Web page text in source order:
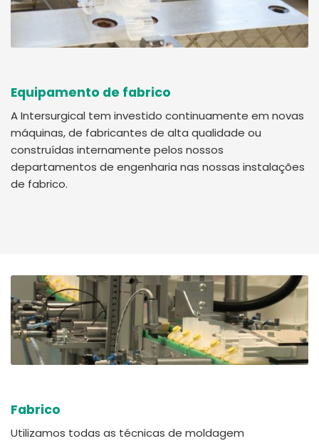
Equipamento de fabrico
A Intersurgical tem investido continuamente em novas
máquinas, de fabricantes de alta qualidade ou
construídas internamente pelos nossos
departamentos de engenharia nas nossas instalações
de fabrico.
Fabrico
Utilizamos todas as técnicas de moldagem